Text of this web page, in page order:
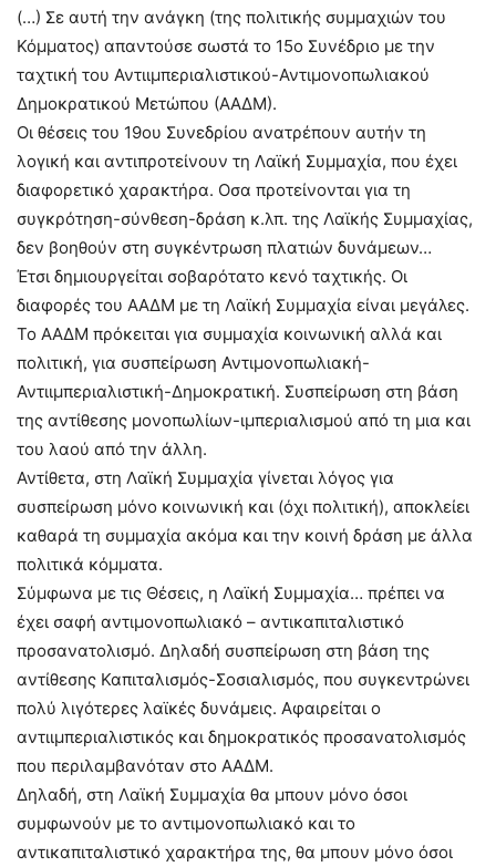
(…) Σε αυτή την ανάγκη (της πολιτικής συμμαχιών του
Κόμματος) απαντούσε σωστά το 15ο Συνέδριο με την
ταχτική του Αντιιμπεριαλιστικού-Αντιμονοπωλιακού
Δημοκρατικού Μετώπου (ΑΑΔΜ).
Οι θέσεις του 19ου Συνεδρίου ανατρέπουν αυτήν τη
λογική και αντιπροτείνουν τη Λαϊκή Συμμαχία, που έχει
διαφορετικό χαρακτήρα. Οσα προτείνονται για τη
συγκρότηση-σύνθεση-δράση κ.λπ. της Λαϊκής Συμμαχίας,
δεν βοηθούν στη συγκέντρωση πλατιών δυνάμεων…
Έτσι δημιουργείται σοβαρότατο κενό ταχτικής. Οι
διαφορές του ΑΑΔΜ με τη Λαϊκή Συμμαχία είναι μεγάλες.
Το ΑΑΔΜ πρόκειται για συμμαχία κοινωνική αλλά και
πολιτική, για συσπείρωση Αντιμονοπωλιακή-
Αντιιμπεριαλιστική-Δημοκρατική. Συσπείρωση στη βάση
της αντίθεσης μονοπωλίων-ιμπεριαλισμού από τη μια και
του λαού από την άλλη.
Αντίθετα, στη Λαϊκή Συμμαχία γίνεται λόγος για
συσπείρωση μόνο κοινωνική και (όχι πολιτική), αποκλείει
καθαρά τη συμμαχία ακόμα και την κοινή δράση με άλλα
πολιτικά κόμματα.
Σύμφωνα με τις Θέσεις, η Λαϊκή Συμμαχία… πρέπει να
έχει σαφή αντιμονοπωλιακό – αντικαπιταλιστικό
προσανατολισμό. Δηλαδή συσπείρωση στη βάση της
αντίθεσης Καπιταλισμός-Σοσιαλισμός, που συγκεντρώνει
πολύ λιγότερες λαϊκές δυνάμεις. Αφαιρείται ο
αντιιμπεριαλιστικός και δημοκρατικός προσανατολισμός
που περιλαμβανόταν στο ΑΑΔΜ.
Δηλαδή, στη Λαϊκή Συμμαχία θα μπουν μόνο όσοι
συμφωνούν με το αντιμονοπωλιακό και το
αντικαπιταλιστικό χαρακτήρα της, θα μπουν μόνο όσοι